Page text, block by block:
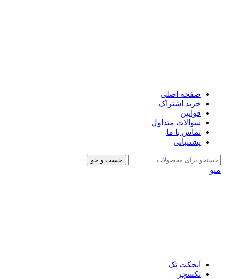
صفحه اصلی
خرید اشتراک
قوانین
سوالات متداول
تماس با ما
پشتیبانی
جست و جو
منو
آبجکت تک
تکسچر